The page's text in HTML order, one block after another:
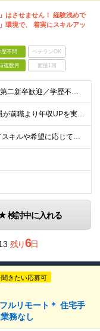
はさせません！ 経験浅めで
環境で、 着実にスキルアッ
歴不問 ベテランOK
複数月 面接1回
【IT初心者・経験浅め・第二新卒歓迎／学歴不問】 「IT業界に興味がある」「手に職をつけたい」という意欲を重視したポテンシャル採用です！ ★こんな方を歓迎します ・新しいことを学ぶのが好きな方 ・チ
★前職給与を考慮 ★全員が前職より年収UPを実現！ ★入社後3年程度で年収50万～100万円UP可 年俸288万円～800万円（1/12を毎月支給）＋インセンティブ＋各種手当 ※経験・スキルを考慮
★在宅勤務率70%以上／スキルや希望に応じてフルリモートも可 ★転勤なし 本社または一都三県のプロジェクト先（東陽町、浜松町などメインは東京23区内）にて勤務いただきます！ 【本社】 東京都荒川区
検討中に入れる
残り6日
聞きたい応募可
ルリモート＊ 住宅手
務なし